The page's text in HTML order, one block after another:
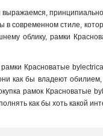
в современном стиле,
облику, рамки
Красноватые
как бы владеют
рамок Красноватые
как бы хоть какой